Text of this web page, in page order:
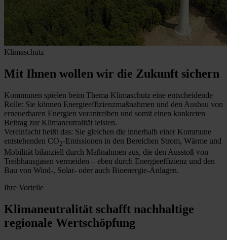
Klimaschutz
Mit Ihnen wollen wir die Zukunft sichern
Kommunen spielen beim Thema Klimaschutz eine entscheidende
Rolle: Sie können Energieeffizienzmaßnahmen und den Ausbau von
erneuerbaren Energien vorantreiben und somit einen konkreten
Beitrag zur Klimaneutralität leisten.
Vereinfacht heißt das: Sie gleichen die innerhalb einer Kommune
entstehenden CO2-Emissionen in den Bereichen Strom, Wärme und
Mobilität bilanziell durch Maßnahmen aus, die den Ausstoß von
Treibhausgasen vermeiden – eben durch Energieeffizienz und den
Bau von Wind-, Solar- oder auch Bioenergie-Anlagen.
Ihre Vorteile
Klimaneutralität schafft nachhaltige
regionale Wertschöpfung